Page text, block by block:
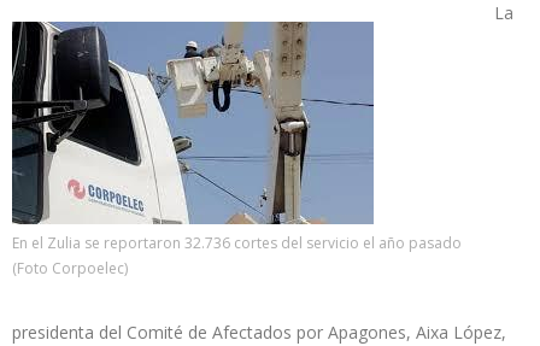
En el Zulia se reportaron 32.736 cortes del servicio el año pasado
(Foto Corpoelec)
La
presidenta del Comité de Afectados por Apagones, Aixa López,